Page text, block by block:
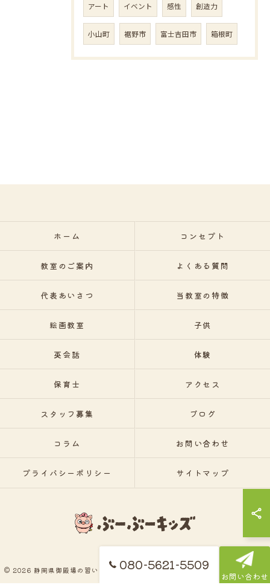
アート イベント 感性 創造力
小山町 裾野市 富士吉田市 箱根町
080-5621-5509
お問い合わせ
ホーム コンセプト
教室のご案内 よくある質問
代表あいさつ 当教室の特徴
絵画教室 子供
英会話 体験
保育士 アクセス
スタッフ募集 ブログ
コラム お問い合わせ
プライバシーポリシー サイトマップ
© 2026 静岡県御殿場の習い事ならぶーぶーキッズ ALL RIGHTS RESERVED.